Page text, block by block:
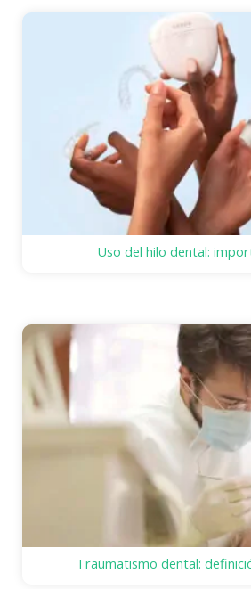
Uso del hilo dental:
Traumatismo dental: